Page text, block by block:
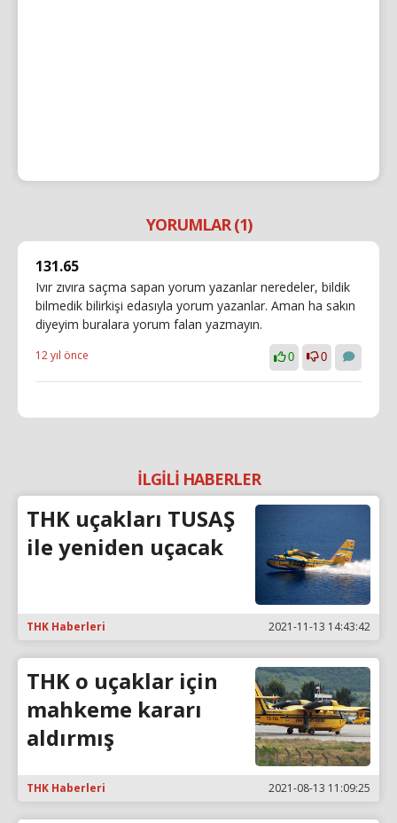
YORUMLAR (1)
131.65
Ivır zıvıra saçma sapan yorum yazanlar neredeler, bildik
bilmedik bilirkişi edasıyla yorum yazanlar. Aman ha sakın
diyeyim buralara yorum falan yazmayın.
12 yıl önce 0 0
İLGİLİ HABERLER
THK uçakları TUSAŞ
ile yeniden uçacak
THK Haberleri 2021-11-13 14:43:42
THK o uçaklar için
mahkeme kararı
aldırmış
THK Haberleri 2021-08-13 11:09:25